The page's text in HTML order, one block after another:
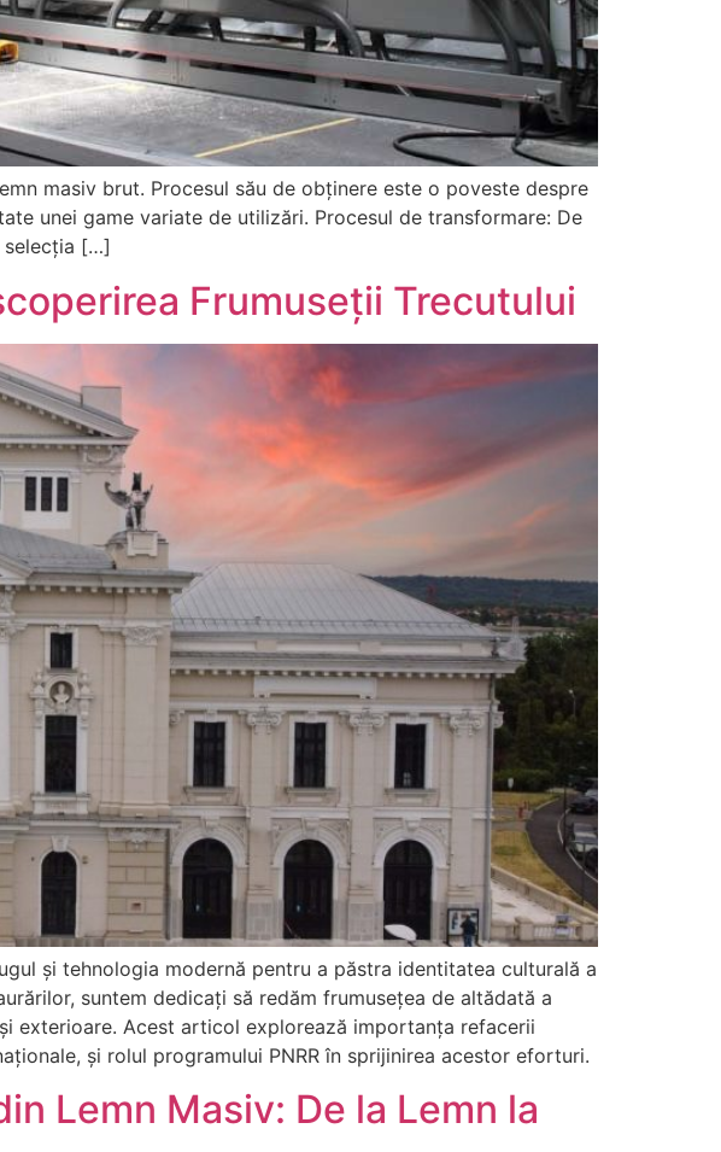
masiv brut. Procesul său de obținere este o poveste despre
unei game variate de utilizări. Procesul de transformare: De
selecția […]
Frumuseții Trecutului
și tehnologia modernă pentru a păstra identitatea culturală a
suntem dedicați să redăm frumusețea de altădată a
exterioare. Acest articol explorează importanța refacerii
și rolul programului PNRR în sprijinirea acestor eforturi.
Lemn Masiv: De la Lemn la